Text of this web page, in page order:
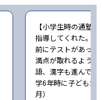
【小学生時の通塾
指導してくれた。
前にテストがあっ
満点が取れるよう
語、漢字も進んで
学6年時に子どもが
月）